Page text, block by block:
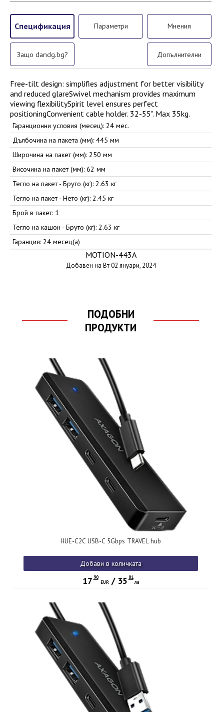
Спецификация Параметри Мнения
Защо dandg.bg? Допълнителни
Free-tilt design: simplifies adjustment for better visibility
and reduced glareSwivel mechanism provides maximum
viewing flexibilitySpirit level ensures perfect
positioningConvenient cable holder. 32-55". Max 35kg.
Гаранционни условия (месец): 24 мес.
Дълбочина на пакета (мм): 445 мм
Широчина на пакет (мм): 250 мм
Височина на пакет (мм): 62 мм
Тегло на пакет - Бруто (кг): 2.63 кг
Тегло на пакет - Нето (кг): 2.45 кг
Брой в пакет: 1
Тегло на кашон - Бруто (кг): 2.63 кг
Гаранция: 24 месец(а)
MOTION-443A
Добавен на Вт 02 януари, 2024
ПОДОБНИ
ПРОДУКТИ
HUE-C2C USB-C 5Gbps TRAVEL hub
Добави в количката
17 90
EUR/ 35 01
лв